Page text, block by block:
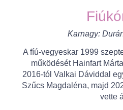
Karnagy:
A fíú-vegyeskar 1999
működését Hainfart
2016-tól Valkai Dáviddal
Szűcs Magdaléna, majd
vette